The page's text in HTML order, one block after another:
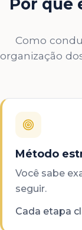
Como
organização
Método
Você sabe
seguir.
Cada etapa